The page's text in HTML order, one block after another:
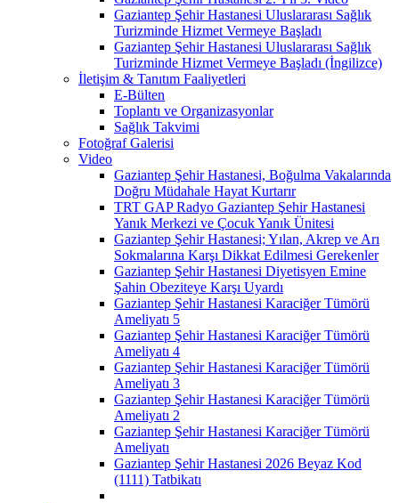
Gaziantep Şehir Hastanesi Uluslararası Sağlık
Turizminde Hizmet Vermeye Başladı
Gaziantep Şehir Hastanesi Uluslararası Sağlık
Turizminde Hizmet Vermeye Başladı (İngilizce)
İletişim & Tanıtım Faaliyetleri
E-Bülten
Toplantı ve Organizasyonlar
Sağlık Takvimi
Fotoğraf Galerisi
Video
Gaziantep Şehir Hastanesi, Boğulma Vakalarında
Doğru Müdahale Hayat Kurtarır
TRT GAP Radyo Gaziantep Şehir Hastanesi
Yanık Merkezi ve Çocuk Yanık Ünitesi
Gaziantep Şehir Hastanesi; Yılan, Akrep ve Arı
Sokmalarına Karşı Dikkat Edilmesi Gerekenler
Gaziantep Şehir Hastanesi Diyetisyen Emine
Şahin Obeziteye Karşı Uyardı
Gaziantep Şehir Hastanesi Karaciğer Tümörü
Ameliyatı 5
Gaziantep Şehir Hastanesi Karaciğer Tümörü
Ameliyatı 4
Gaziantep Şehir Hastanesi Karaciğer Tümörü
Ameliyatı 3
Gaziantep Şehir Hastanesi Karaciğer Tümörü
Ameliyatı 2
Gaziantep Şehir Hastanesi Karaciğer Tümörü
Ameliyatı
Gaziantep Şehir Hastanesi 2026 Beyaz Kod
(1111) Tatbikatı